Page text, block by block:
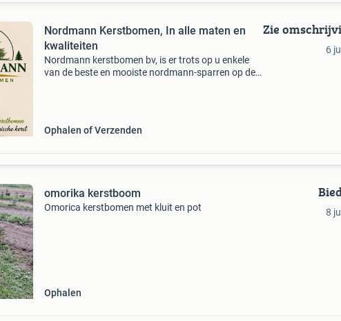
Nordmann Kerstbomen, In alle maten en
kwaliteiten
Nordmann kerstbomen bv, is er trots op u enkele
van de beste en mooiste nordmann-sparren op de
Ophalen of Verzenden
Zie
6
omorika kerstboom
Omorica kerstbomen met kluit en pot
Ophalen
8